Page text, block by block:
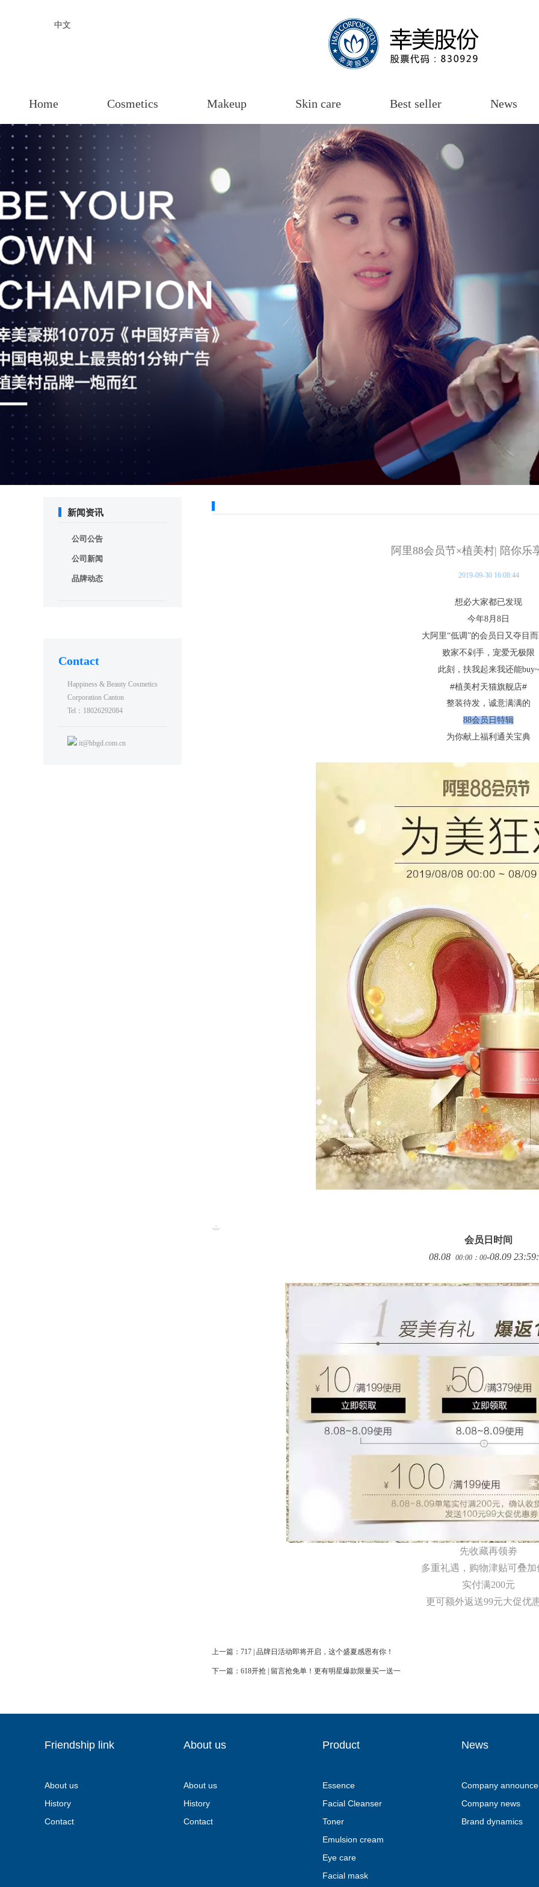
中文
Home Cosmetics Makeup Skin care Best seller News
新闻资讯
公司公告
公司新闻
品牌动态
Contact
Happiness & Beauty Cosmetics
Corporation Canton
Tel：18026292084
it@hbgd.com.cn
阿里88会员节×植美村| 陪你乐
2019-09-30 16:08:44
想必大家都已发现
今年8月8日
大阿里“低调”的会员日又夺目
败家不剁手，宠爱无极限
此刻，扶我起来我还能buy~
#植美村天猫旗舰店#
整装待发，诚意满满的
88会员日特辑
为你献上福利通关宝典
会员日时间
08.08 00:00：00-08.09
先收藏再领劵
多重礼遇，购物津贴可叠加
实付满200元
更可额外返送99元大促优
上一篇： 717 | 品牌日活动即将开启，这个盛夏感恩有你！
下一篇： 618开抢 | 留言抢免单！更有明星爆款限量买一送一
Friendship link About us Product News
About us
History
Contact
About us
History
Contact
Essence
Facial Cleanser
Toner
Emulsion cream
Eye care
Facial mask
Company
Company news
Brand dynamics